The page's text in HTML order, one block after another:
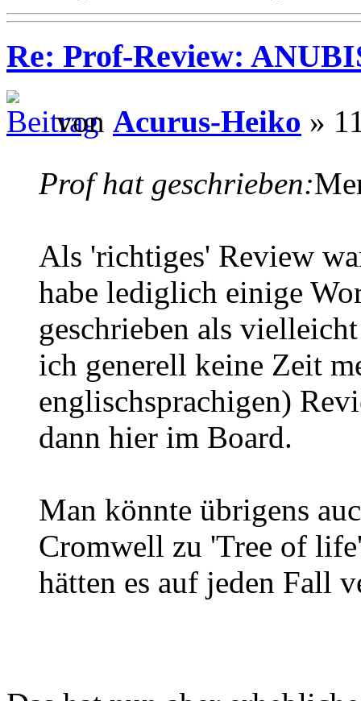
Re: Prof-Review:
von Acurus-Heiko »
Prof hat geschrieben:
Als 'richtiges' Review
habe lediglich einige
geschrieben als
ich generell keine Zeit
englischsprachigen)
dann hier im Board.
Man könnte übrigens
Cromwell zu 'Tree of
hätten es auf jeden Fall